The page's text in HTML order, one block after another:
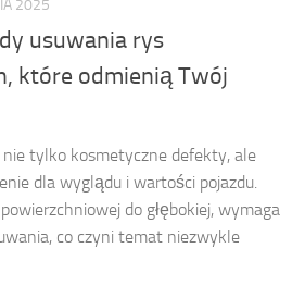
2025
usuwania rys
które odmienią Twój
tylko kosmetyczne defekty, ale
dla wyglądu i wartości pojazdu.
do głębokiej, wymaga
co czyni temat niezwykle